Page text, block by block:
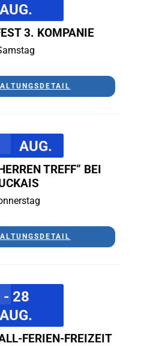
AUG.
3. KOMPANIE
AUG.
TREFF“ BEI
- 28
AUG.
FERIEN-FREIZEIT